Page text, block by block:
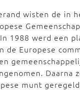
wisten de in
1988 werd een
de Europese
Daarna
munt